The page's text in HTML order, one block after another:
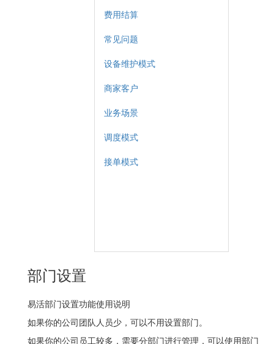
费用结算
常见问题
设备维护模式
商家客户
业务场景
调度模式
接单模式
部门设置
易活部门设置功能使用说明
如果你的公司团队人员少，可以不用设置部门。
如果你的公司员工较多，需要分部门进行管理，可以使用部门